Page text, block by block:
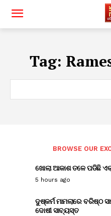
Tag:
BROWSE OUR
ଖୋଲା ଆକାଶ ତଳେ ପଡିଛି
5 hours ago
ଦୁଷ୍କର୍ମ ମାମଲାରେ ବରିଷ୍ଠ
ଦୋଷୀ ସାବ୍ୟସ୍ତ